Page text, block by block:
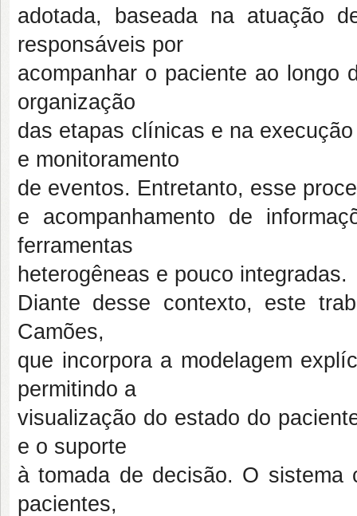
adotada, baseada na atuação
responsáveis por
acompanhar o paciente ao longo
organização
das etapas clínicas e na
e monitoramento
de eventos. Entretanto, esse
e acompanhamento de
ferramentas
heterogêneas e pouco integradas.
Diante desse contexto, este
Camões,
que incorpora a modelagem
permitindo a
visualização do estado do
e o suporte
à tomada de decisão. O sistema
pacientes,